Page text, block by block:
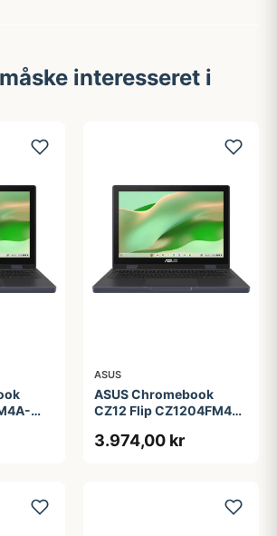
interesseret i
540
ASUS
ASUS Chromebook
CZ12 Flip CZ1204FM4A-
MediaTek Kompanio 540
3.974,00 kr